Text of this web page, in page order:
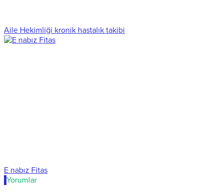
Aile Hekimliği kronik hastalık takibi
E nabız Fitas
Yorumlar